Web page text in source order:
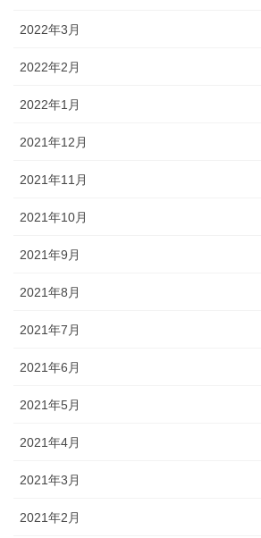
2022年3月
2022年2月
2022年1月
2021年12月
2021年11月
2021年10月
2021年9月
2021年8月
2021年7月
2021年6月
2021年5月
2021年4月
2021年3月
2021年2月